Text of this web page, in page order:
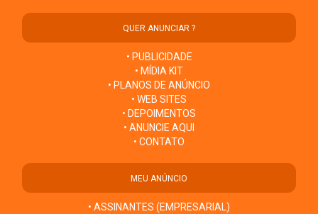
QUER ANUNCIAR ?
• PUBLICIDADE
• MÍDIA KIT
• PLANOS DE ANÚNCIO
• WEB SITES
• DEPOIMENTOS
• ANUNCIE AQUI
• CONTATO
MEU ANÚNCIO
• ASSINANTES (EMPRESARIAL)